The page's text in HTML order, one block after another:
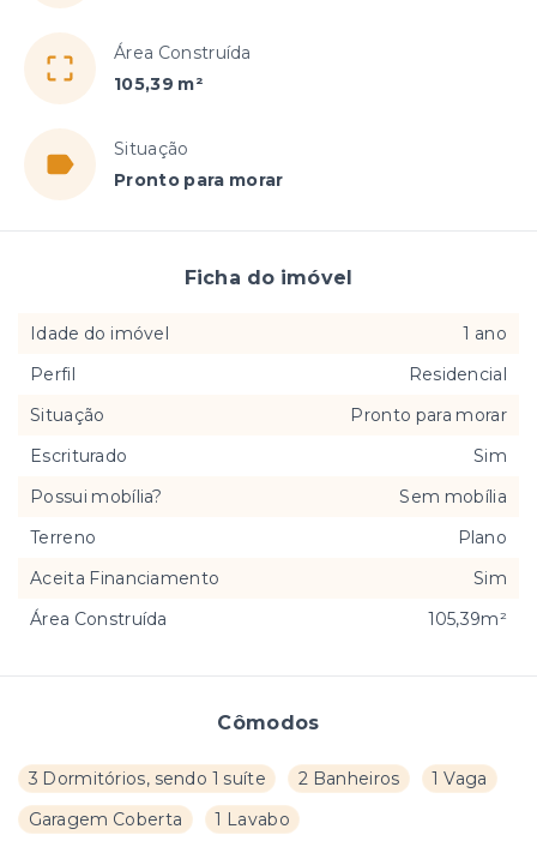
Área Construída
105,39 m²
Situação
Pronto para morar
Cômodos
3 Dormitórios, sendo 1 suíte 2 Banheiros
1 Vaga
Garagem Coberta
1 Lavabo
Ficha do imóvel
Idade do imóvel
1 ano
Perfil
Residencial
Situação
Pronto para morar
Escriturado
Sim
Possui mobília?
Sem mobília
Terreno
Plano
Aceita Financiamento
Sim
Área Construída
105,39m²